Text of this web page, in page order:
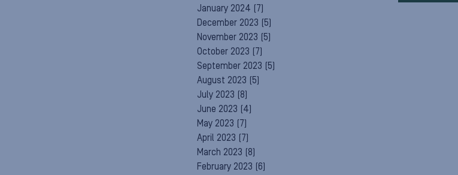
January 2024 (7)
December 2023 (5)
November 2023 (5)
October 2023 (7)
September 2023 (5)
August 2023 (5)
July 2023 (8)
June 2023 (4)
May 2023 (7)
April 2023 (7)
March 2023 (8)
February 2023 (6)